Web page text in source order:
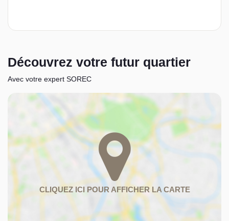
Découvrez votre futur quartier
Avec votre expert SOREC